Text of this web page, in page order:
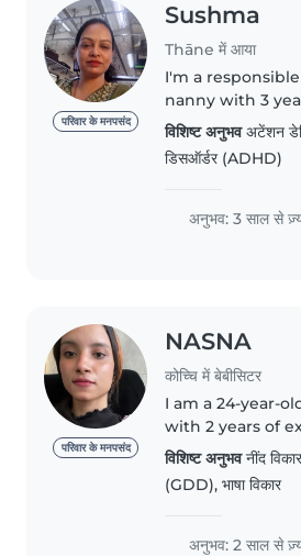
परिवार के मनपसंद
Sushma
Thāne में आया
I'm a
nanny with 3
working with
B.A. and
children with
विशिष्ट अनुभवअटेंशन
डिसऑर्डर (ADHD)
अनुभव: 3 साल से
परिवार के मनपसंद
NASNA
कोच्चि में बेबीसिटर
I am a 24-year-
with 2 years of
for children. know it's a bit of a
gamble to leave
with a stranger.
विशिष्ट अनुभवनींद
(GDD), भाषा विकार
अनुभव: 2 साल से